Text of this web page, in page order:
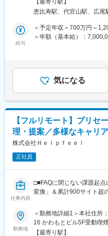
イン以来10年以上にわたり
2024年には農業分野に特
に展開するため、同社か
創業しました。
を自社で一貫して行う体
善へ反映できる柔軟さと
タープライズ企業を中心
題解決と業務高度化を支援
スと連携し、経営管理体
顧客の事業成長を後押し
本ポジションは、フィー
ズ企業の経営管理課題を
単なるプロダクト機能紹
・課題抽出と戦略策定：
し、将来を見据えたシス
・ソリューション提案：
・業務高度化コンサルティ
ず、経営管理の業務フロ
・コンサル特化： クロー
め、ソリューション構築と
■挑戦いただきたいこと
・受注率の改善やエンタ
案などDIGGLEというプロ
恵比寿駅、代官山駅、広尾
給与
＜予定年収＞700万円～
＞年額（基本給）：
業手当＞有＜給与補足＞※
す。賃金はあくまでも目
可能性があります。月給(
気になる
【フルリモート】プリセ
理・提案／多様なキャリ
株式会社Ｈｅｌｐｆｅｅｌ
正社員
仕事内容
□■FAQに閉じない課題起
変換」＆累計900サイト超
■業務内容
Helpfeelのシステム導入プ
勤務地
＜勤務地詳細1＞本社住所
16 かわもとビル5F受動喫
東京オフィス住所：東京
【最寄り駅】